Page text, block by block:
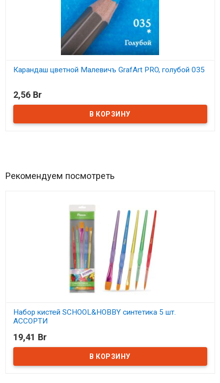
Карандаш цветной Малевичъ GrafArt PRO, голубой 035
2,56 Br
Рекомендуем посмотреть
Набор кистей SCHOOL&HOBBY синтетика 5 шт.
АССОРТИ
В наличии
19,41 Br